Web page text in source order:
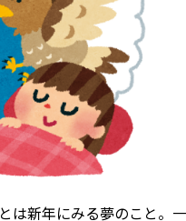
とは新年にみる夢のこと。